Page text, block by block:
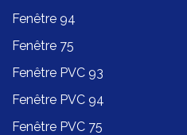
Fenêtre 94
Fenêtre 75
Fenêtre PVC 93
Fenêtre PVC 94
Fenêtre PVC 75